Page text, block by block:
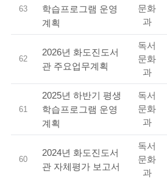
63
학습프로그램 운영
계획
문화
과
62
2026년 화도진도서
관 주요업무계획
독서
문화
과
61
2025년 하반기 평생
학습프로그램 운영
계획
독서
문화
과
60
2024년 화도진도서
관 자체평가 보고서
독서
문화
과